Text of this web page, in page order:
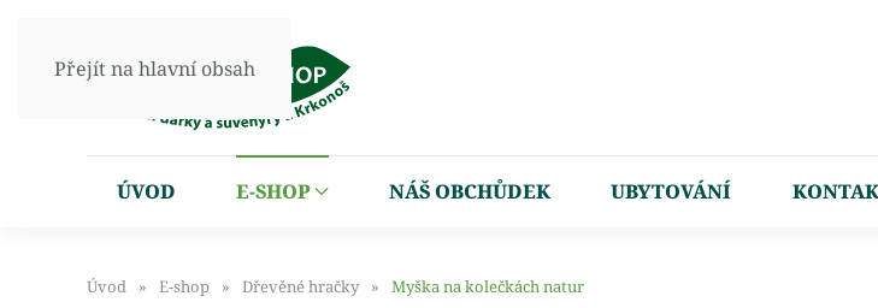
Přejít na hlavní obsah
ÚVOD E-SHOP NÁŠ OBCHŮDEK UBYTOVÁNÍ
Úvod E-shop Dřevěné hračky Myška na kolečkách natur